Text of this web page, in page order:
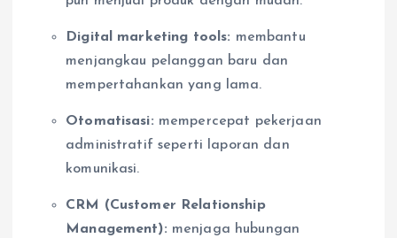
Digital marketing tools: membantu
menjangkau pelanggan baru dan
mempertahankan yang lama.
Otomatisasi: mempercepat pekerjaan
administratif seperti laporan dan
komunikasi.
CRM (Customer Relationship
Management): menjaga hubungan